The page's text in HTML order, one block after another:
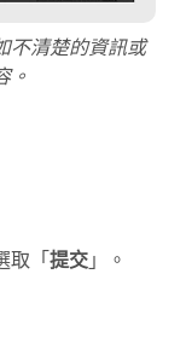
不清楚的資訊或
。
取「 提交 」。